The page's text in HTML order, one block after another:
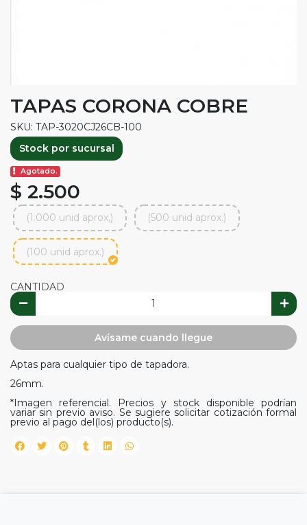
TAPAS CORONA COBRE
SKU: TAP-3020CJ26CB-100
Stock por sucursal
Agotado.
$ 2.500
(1.000 unid aprox,) (500 unid aprox.)
(100 unid aprox.)
CANTIDAD
Avísame cuando llegue
Aptas para cualquier tipo de tapadora.
26mm.
*Imagen referencial. Precios y stock disponible podrían
variar sin previo aviso. Se sugiere solicitar cotización formal
previo al pago del(los) producto(s).